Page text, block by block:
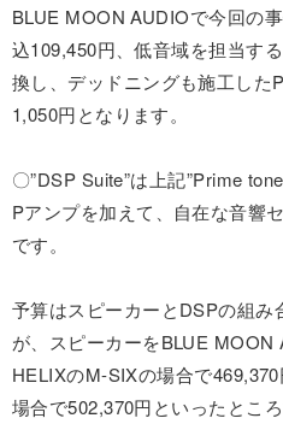
BLUE MOON AUDIOで今回の
込109,450円、低音域を担当す
換し、デッドニングも施工した
1,050円となります。
〇”DSP Suite”は上記”Prime
Pアンプを加えて、自在な音響
です。
予算はスピーカーとDSPの組み
が、スピーカーをBLUE
HELIXのM-SIXの場合で
場合で502,370円といったところ